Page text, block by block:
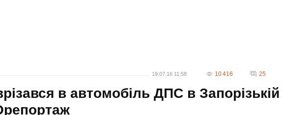
19.07.16 11:58 10 416 25
в автомобіль ДПС в Запорізькій